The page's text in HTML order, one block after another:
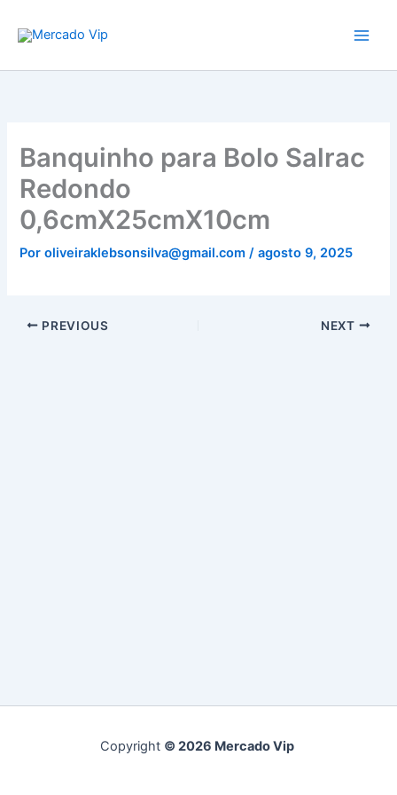
para
conteúdo
Banquinho para Bolo Salrac
Redondo
0,6cmX25cmX10cm
Poroliveiraklebsonsilva@gmail.com/agosto 9, 2025
PREVIOUS NEXT
Copyright © 2026 Mercado Vip